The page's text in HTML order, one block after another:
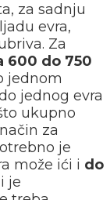
za sadnju
evra,
Za
600 do 750
jednom
jednog evra
ukupno
za
je
može ići i do
je